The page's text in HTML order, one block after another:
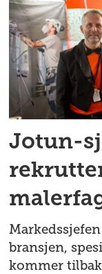
Jotun-
bransjen,
kommer